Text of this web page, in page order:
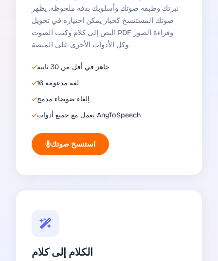
نبرتك وطبقة صوتك وأسلوبك بدقة ملحوظة. يظهر
صوتك المستنسخ كخيار يمكن اختياره في تحويل
النص إلى كلام وكتب الصوت PDF وقراءة الصور
وكل الأدوات الأخرى على المنصة.
جاهز في أقل من 30 ثانية
16 لغة مدعومة
إلغاء ضوضاء مدمج
يعمل مع جميع أدوات AnyToSpeech
استنسخ صوتك
الكلام إلى كلام